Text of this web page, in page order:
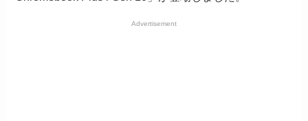
Advertisement